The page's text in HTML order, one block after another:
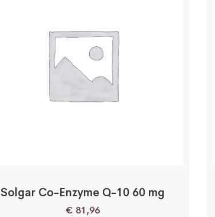
Solgar Co-Enzyme Q-10 60 mg
€ 81,96